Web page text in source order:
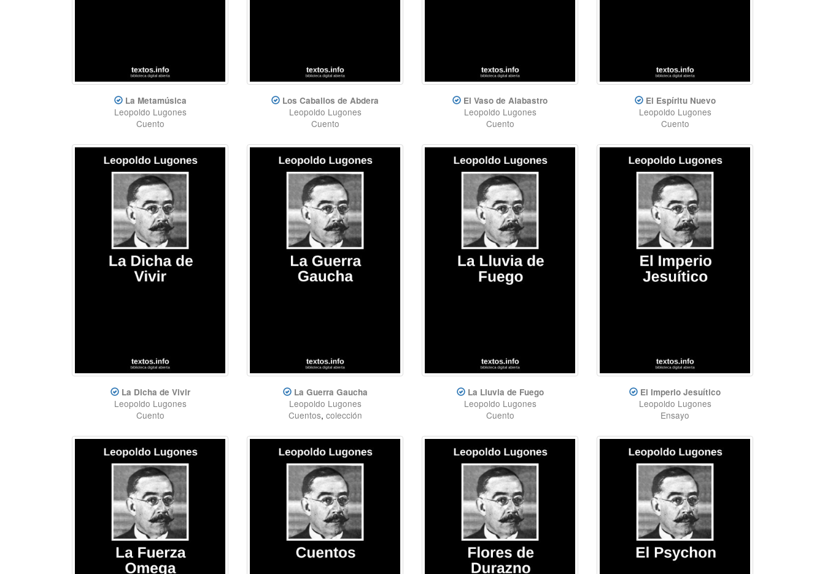
La Metamúsica
Leopoldo Lugones
Cuento
Los Caballos de Abdera
Leopoldo Lugones
Cuento
El Vaso de Alabastro
Leopoldo Lugones
Cuento
El Espíritu Nuevo
Leopoldo Lugones
Cuento
La Dicha de Vivir
Leopoldo Lugones
Cuento
La Guerra Gaucha
Leopoldo Lugones
Cuentos, colección
La Lluvia de Fuego
Leopoldo Lugones
Cuento
El Imperio Jesuítico
Leopoldo Lugones
Ensayo